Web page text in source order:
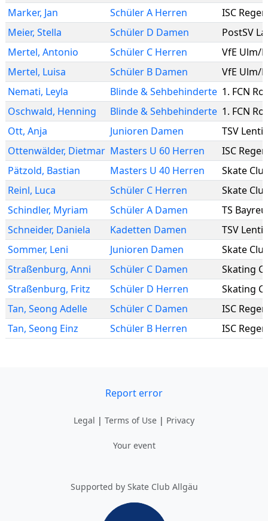
Marker, Jan Schüler A Herren
ISC
Meier, Stella Schüler D Damen
PostSV
Mertel, Antonio Schüler C Herren
VfE Ulm/
Mertel, Luisa Schüler B Damen
VfE Ulm/
Nemati, Leyla Blinde & Sehbehinderte 1. FCN
Oschwald, Henning Blinde & Sehbehinderte 1. FCN
Ott, Anja Junioren Damen
TSV
Ottenwälder, Dietmar Masters U 60 Herren
ISC
Pätzold, Bastian Masters U 40 Herren
Skate
Reinl, Luca Schüler C Herren
Skate
Schindler, Myriam Schüler A Damen
TS
Schneider, Daniela Kadetten Damen
TSV
Sommer, Leni Junioren Damen
Skate
Straßenburg, Anni
Schüler C Damen
Straßenburg, Fritz
Schüler D Herren
Tan, Seong Adelle Schüler C Damen
ISC
Tan, Seong Einz Schüler B Herren ISC
Report error
Legal | Terms of Use | Privacy
Your event
Supported by Skate Club Allgäu